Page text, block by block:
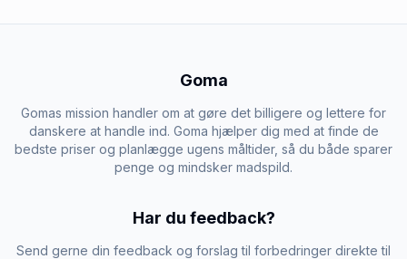
Goma
Gomas mission handler om at gøre det billigere og lettere for
danskere at handle ind. Goma hjælper dig med at finde de
bedste priser og planlægge ugens måltider, så du både sparer
penge og mindsker madspild.
Har du feedback?
Send gerne din feedback og forslag til forbedringer direkte til